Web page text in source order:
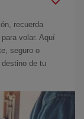
recuerda
volar. Aquí
seguro o
de tu